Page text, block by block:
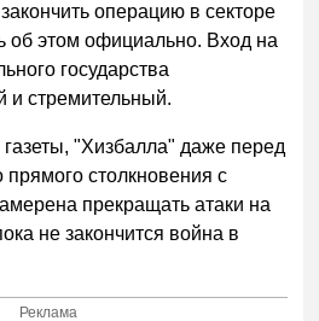
операцию в секторе
об этом официально. Вход на
государства
и стремительный.
"Хизбалла" даже перед
столкновения с
прекращать атаки на
не закончится война в
Реклама